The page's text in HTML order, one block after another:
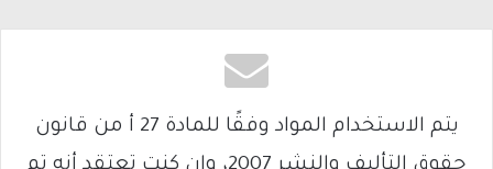
يتم الاستخدام المواد وفقًا للمادة 27 أ من قانون